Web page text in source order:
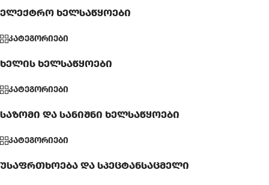
ელექტრო ხელსაწყოები
კატეგორიები
ხელის ხელსაწყოები
კატეგორიები
საზომი და სანიშნი ხელსაწყოები
კატეგორიები
უსაფრთხოება და სპეცტანსაცმელი